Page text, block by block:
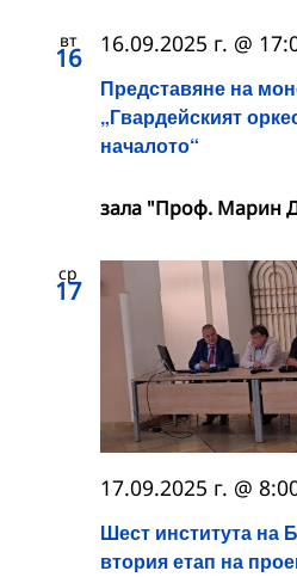
вт
16
Представяне на
„Гвардейският
началото“
16.09.2025 г. @
зала "Проф. Марин
ср
17
Шест института на
втория етап на
17.09.2025 г. @